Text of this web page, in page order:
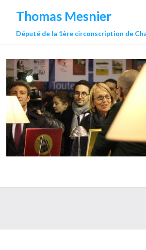
Thomas Mesnier
Député de la 1ère circonscription de